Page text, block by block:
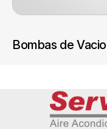
Bombas de Vacio